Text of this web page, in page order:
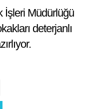
İşleri Müdürlüğü
deterjanlı